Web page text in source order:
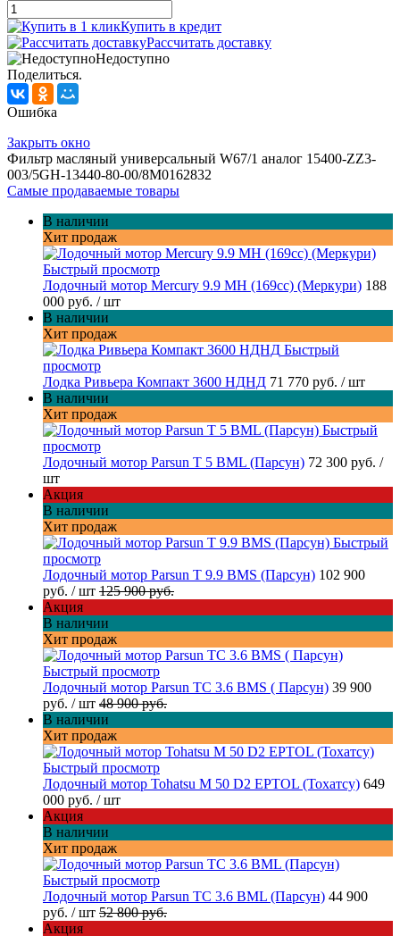
Купить в кредит
Рассчитать доставку
Недоступно
Поделиться.
Ошибка
Закрыть окно
Фильтр масляный универсальный W67/1 аналог 15400-ZZ3-
003/5GH-13440-80-00/8M0162832
Самые продаваемые товары
В наличии
Хит продаж
Быстрый просмотр
Лодочный мотор Mercury 9.9 MH (169cc) (Меркури) 188
000 руб. / шт
В наличии
Хит продаж
Быстрый
просмотр
Лодка Ривьера Компакт 3600 НДНД 71 770 руб. / шт
В наличии
Хит продаж
Быстрый
просмотр
Лодочный мотор Parsun T 5 BML (Парсун) 72 300 руб. /
шт
Акция
В наличии
Хит продаж
Быстрый
просмотр
Лодочный мотор Parsun T 9.9 BMS (Парсун) 102 900
руб. / шт 125 900 руб.
Акция
В наличии
Хит продаж
Быстрый просмотр
Лодочный мотор Parsun TC 3.6 BMS ( Парсун) 39 900
руб. / шт 48 900 руб.
В наличии
Хит продаж
Быстрый просмотр
Лодочный мотор Tohatsu M 50 D2 EPTOL (Тохатсу) 649
000 руб. / шт
Акция
В наличии
Хит продаж
Быстрый просмотр
Лодочный мотор Parsun TC 3.6 BML (Парсун) 44 900
руб. / шт 52 800 руб.
Акция